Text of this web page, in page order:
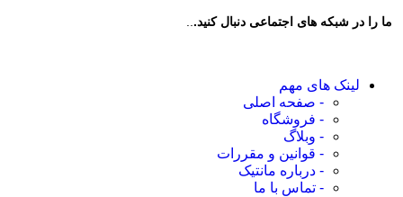
ما را در شبکه های اجتماعی دنبال کنید.
لینک های مهم
- صفحه اصلی
- فروشگاه
- وبلاگ
- قوانین و مقررات
- درباره مانتیک
- تماس با ما